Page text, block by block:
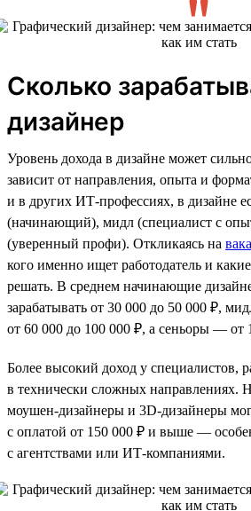
Сколько
дизайнер
Уровень дохода в дизайне может
зависит от направления, опыта и
и в других ИТ-профессиях, в дизайне
(начинающий), мидл (специалист с
(уверенный профи). Откликаясь на
кого именно ищет работодатель и
решать. В среднем начинающие
зарабатывать от 30 000 до 50 000 ₽,
от 60 000 до 100 000 ₽, а сеньоры — от
Более высокий доход у специалистов,
в технически сложных направлениях.
моушен-дизайнеры и 3D-дизайнеры
с оплатой от 150 000 ₽ и выше —
с агентствами или ИТ-компаниями.